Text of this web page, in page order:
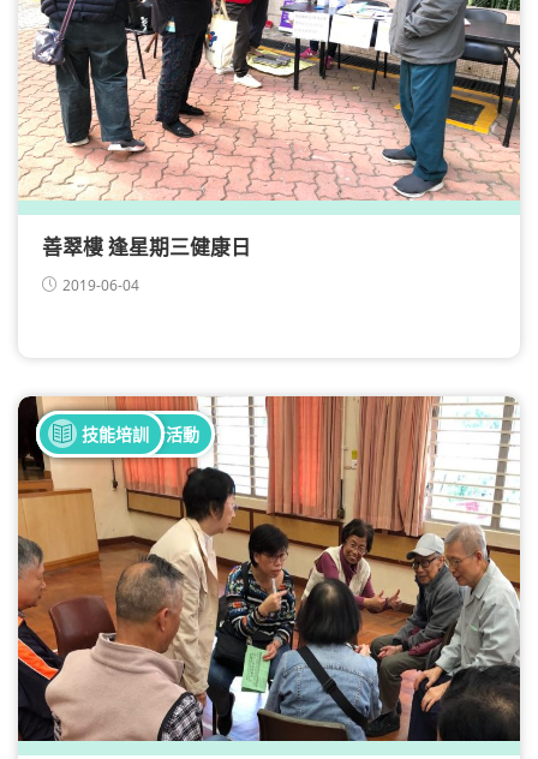
善翠樓 逢星期三健康日
2019-06-04
全部健康活動
全部照顧者活動
分享會
技能培訓